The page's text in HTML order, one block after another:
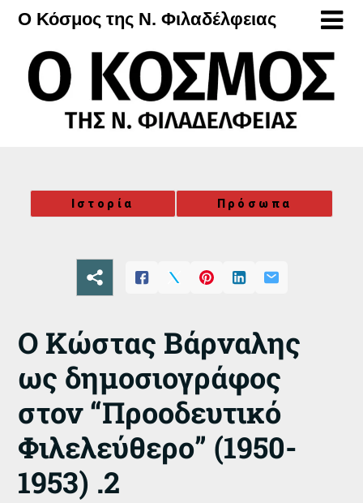
Μετάβαση
περιεχόμενο
Ο Κόσμος της Ν. Φιλαδέλφειας
Ιστορία Πρόσωπα
Ο Κώστας Βάρναλης
ως δημοσιογράφος
στον “Προοδευτικό
Φιλελεύθερο” (1950-
1953) .2